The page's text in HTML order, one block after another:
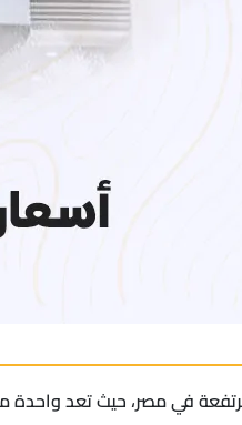
في مصر، حيث تعد واحدة